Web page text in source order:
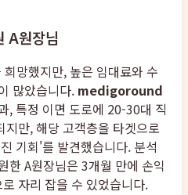
A원장님
망했지만, 높은 임대료와 수
많았습니다. medigoround
, 특정 이면 도로에 20-30대 직
만, 해당 고객층을 타겟으로
기회'를 발견했습니다. 분석
한 A원장님은 3개월 만에 손익
자리 잡을 수 있었습니다.